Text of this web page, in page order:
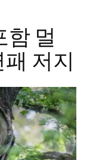
함 멀
저지